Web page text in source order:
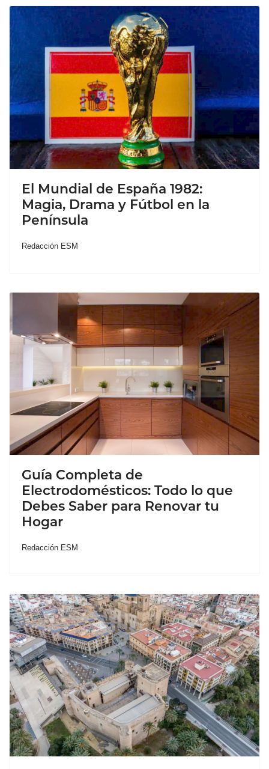
El Mundial de España 1982:
Magia, Drama y Fútbol en la
Península
Redacción ESM
Guía Completa de
Electrodomésticos: Todo lo que
Debes Saber para Renovar tu
Hogar
Redacción ESM